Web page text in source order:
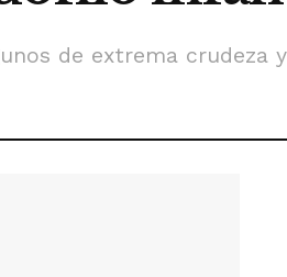
de extrema crudeza